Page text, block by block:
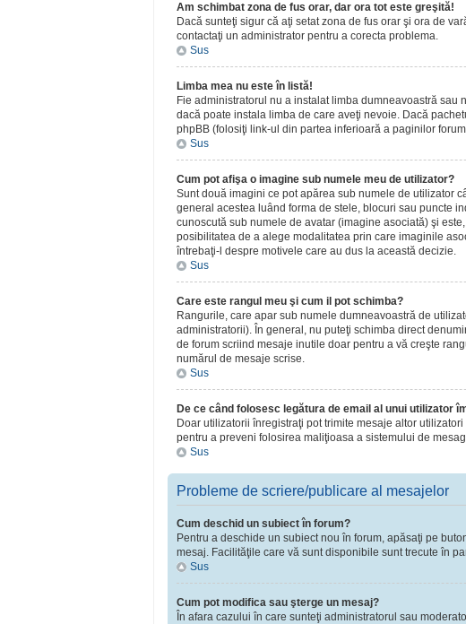
Am schimbat zona de fus orar, dar ora tot este greşită!
Dacă sunteţi sigur că aţi setat zona de fus orar şi ora de
contactaţi un administrator pentru a corecta problema.
Sus
Limba mea nu este în listă!
Fie administratorul nu a instalat limba dumneavoastră
dacă poate instala limba de care aveţi nevoie. Dacă
phpBB (folosiţi link-ul din partea inferioară a paginilor
Sus
Cum pot afişa o imagine sub numele meu de utilizator?
Sunt două imagini ce pot apărea sub numele de utilizator
general acestea luând forma de stele, blocuri sau puncte
cunoscută sub numele de avatar (imagine asociată) şi
posibilitatea de a alege modalitatea prin care imaginile
întrebaţi-l despre motivele care au dus la această decizie.
Sus
Care este rangul meu şi cum il pot schimba?
Rangurile, care apar sub numele dumneavoastră de
administratorii). În general, nu puteţi schimba direct
de forum scriind mesaje inutile doar pentru a vă creşte
numărul de mesaje scrise.
Sus
De ce când folosesc legătura de email al unui utilizator
Doar utilizatorii înregistraţi pot trimite mesaje altor
pentru a preveni folosirea maliţioasa a sistemului de
Sus
Probleme de scriere/publicare al mesajelor
Cum deschid un subiect în forum?
Pentru a deschide un subiect nou în forum, apăsaţi pe
mesaj. Facilităţile care vă sunt disponibile sunt trecute în
Sus
Cum pot modifica sau şterge un mesaj?
În afara cazului în care sunteţi administratorul sau